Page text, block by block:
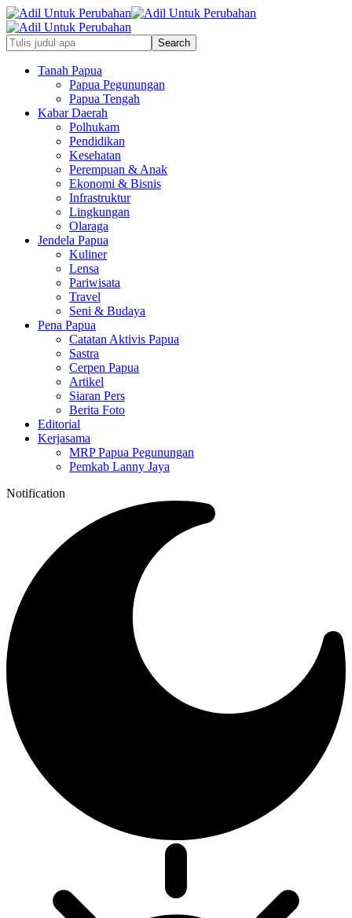
Tanah Papua
Papua Pegunungan
Papua Tengah
Kabar Daerah
Polhukam
Pendidikan
Kesehatan
Perempuan & Anak
Ekonomi & Bisnis
Infrastruktur
Lingkungan
Olaraga
Jendela Papua
Kuliner
Lensa
Pariwisata
Travel
Seni & Budaya
Pena Papua
Catatan Aktivis Papua
Sastra
Cerpen Papua
Artikel
Siaran Pers
Berita Foto
Editorial
Kerjasama
MRP Papua Pegunungan
Pemkab Lanny Jaya
Notification